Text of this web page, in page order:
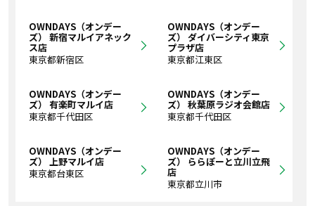
OWNDAYS（オンデー
ズ） 新宿マルイアネック
ス店
東京都新宿区
OWNDAYS（オンデー
ズ） ダイバーシティ東京
プラザ店
東京都江東区
OWNDAYS（オンデー
ズ） 有楽町マルイ店
東京都千代田区
OWNDAYS（オンデー
ズ） 秋葉原ラジオ会館店
東京都千代田区
OWNDAYS（オンデー
ズ） 上野マルイ店
東京都台東区
OWNDAYS（オンデー
ズ） ららぽーと立川立飛
店
東京都立川市